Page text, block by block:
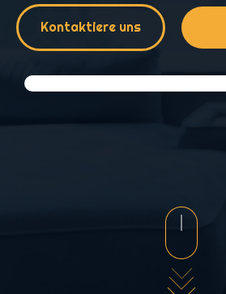
Kontaktiere uns